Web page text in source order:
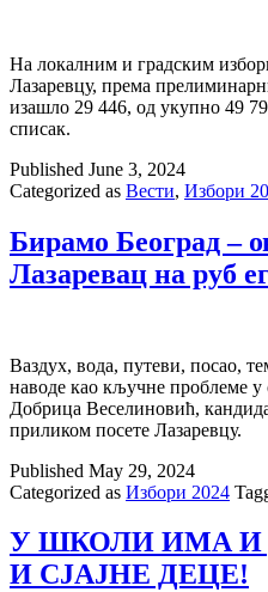
На локалним и градским
Лазаревцу, према
изашло 29 446, од укупно 49
списак.
Published June 3, 2024
Categorized as Вести, Избори
Бирамо Београд –
Лазаревац на руб
Ваздух, вода, путеви, посао,
наводе као кључне проблеме у
Добрица Веселиновић,
приликом посете Лазаревцу.
Published May 29, 2024
Categorized as Избори 2024
У ШКОЛИ ИМА И
И СЈАЈНЕ ДЕЦЕ!